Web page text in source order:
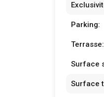
Parking:
Terrasse:
Surface
Surface